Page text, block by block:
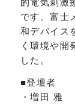
的電気刺激
です。富士
和デバイス
く環境や開
した。
■登壇者
・増田 雅